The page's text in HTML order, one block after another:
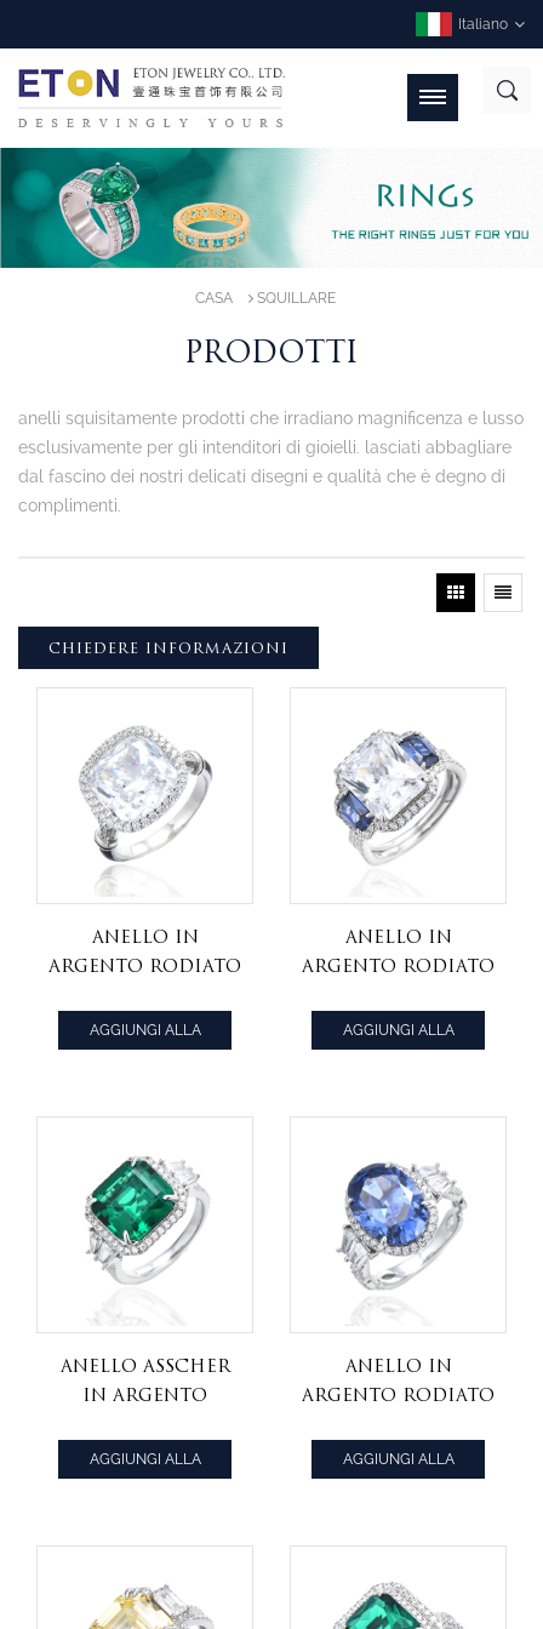
Italiano
CASA SQUILLARE
PRODOTTI
anelli squisitamente prodotti che irradiano magnificenza e lusso
esclusivamente per gli intenditori di gioielli. lasciati abbagliare
dal fascino dei nostri delicati disegni e qualità che è degno di
complimenti.
CHIEDERE INFORMAZIONI
Anello in
argento rodiato
bianchi e smalto
nero
AGGIUNGI ALLA
Anello in
argento rodiato
ottagonale e
zirconi bianchi
AGGIUNGI ALLA
Anello Asscher
in argento
verde e zirconi
bianchi
AGGIUNGI ALLA
Anello in
argento rodiato
forma ovale 925 e
zirconi bianchi
AGGIUNGI ALLA